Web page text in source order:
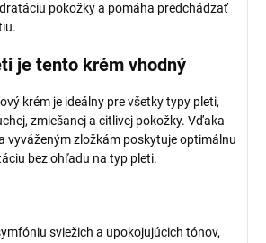
pokožky a pomáha predchádzať
je tento krém vhodný
krém je ideálny pre všetky typy pleti,
zmiešanej a citlivej pokožky. Vďaka
vyváženým zložkám poskytuje optimálnu
bez ohľadu na typ pleti.
sviežich a upokojujúcich tónov,